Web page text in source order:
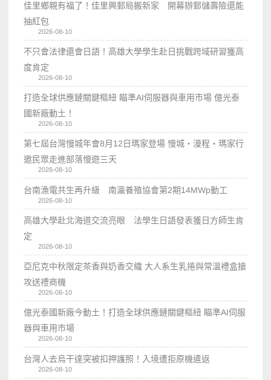
佳里鄉親有福了！佳里興郵局搬新家 開幕辦郵儲壽險還能
抽紅包
2026-08-10
不只會法律還會日語！高雄大學學生赴日挑戰跨域研習獲高
度肯定
2026-08-10
打造全球供應鏈關鍵樞紐 瞄準AI伺服器與車用市場 億光泰
國新廠動土！
2026-08-10
第七屆台灣慢城年會8月12日瑪家登場 慢城・漫程・瑪家行
邀民眾走進部落慢遊三天
2026-08-10
台南漁電共生再升級 南瀛養殖協會第2期14MWp動工
2026-08-10
高雄大學赴北海道交流亮眼 法學生日語發表獲日方師生肯
定
2026-08-10
亞尼克中秋限定茶香與奶香交織 大人系生乳捲與常溫禮盒搶
攻送禮商機
2026-08-10
億光泰國新廠今動土！打造全球供應鏈關鍵樞紐 瞄準AI伺服
器與車用市場
2026-08-10
台灣人去烏干達突被扣押護照！入境遭拒原機遣返
2026-08-10